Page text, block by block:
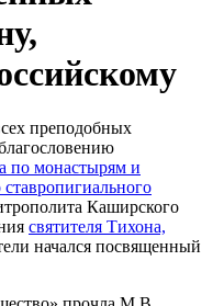
преподобных
по монастырям и
Каширского
святителя Тихона,
начался посвященный